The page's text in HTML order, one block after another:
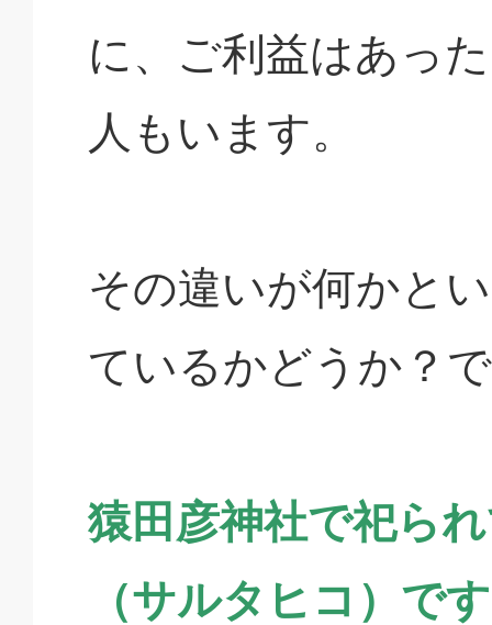
に、ご利益はあっ
人もいます。
その違いが何かと
ているかどうか？
猿田彦神社で祀ら
（サルタヒコ）で